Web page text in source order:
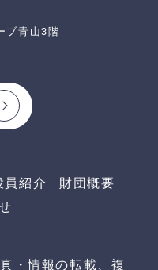
ブ青山3階
員紹介
財団概要
・情報の転載、複